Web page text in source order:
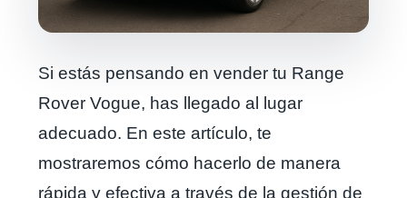
Si estás pensando en vender tu Range
Rover Vogue, has llegado al lugar
adecuado. En este artículo, te
mostraremos cómo hacerlo de manera
rápida y efectiva a través de la gestión de